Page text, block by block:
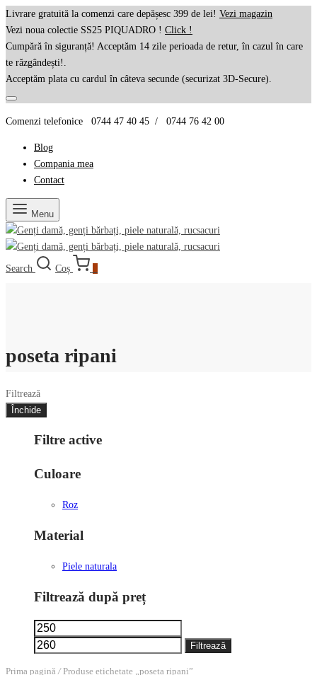
Livrare gratuită la comenzi care depășesc 399 de lei! Vezi magazin
Vezi noua colectie SS25 PIQUADRO ! Click !
Cumpără în siguranță! Acceptăm 14 zile perioada de retur, în cazul în care
te răzgândești!.
Acceptăm plata cu cardul în câteva secunde (securizat 3D-Secure).
Comenzi telefonice 0744 47 40 45 / 0744 76 42 00
Blog
Compania mea
Contact
Menu
Search Coș
poseta ripani
Filtrează
Închide
Filtre active
Culoare
Roz
Material
Piele naturala
Filtrează după preț
Preț
minim
maxim
Filtrează
Prima pagină /Produse etichetate „poseta ripani”